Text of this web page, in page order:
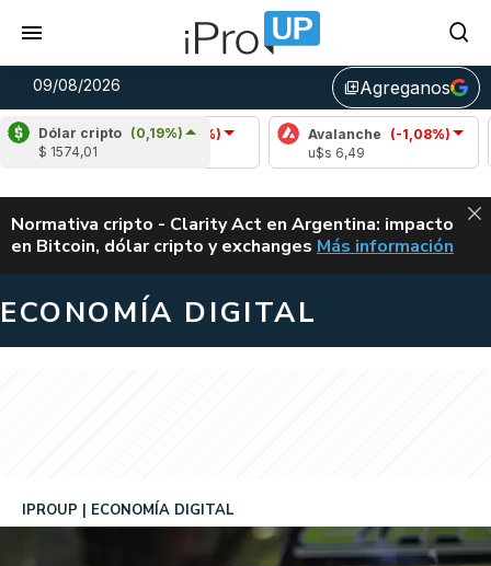
09/08/2026 library_addAgreganos
Dólar cripto (0,19%)
$ 1574,01
Cardano
(-0,02%)
u$s 0,20
Avalanche
(-1,08%)
ALERTA
Normativa cripto - Clarity Act en Argentina: impacto
en Bitcoin, dólar cripto y exchanges CLARITY ACT EN
Más información
ECONOMÍA DIGITAL
IPROUP ECONOMÍA DIGITAL